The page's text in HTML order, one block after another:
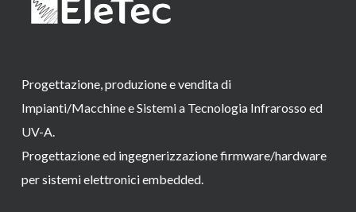
Progettazione, produzione e vendita di
Impianti/Macchine e Sistemi a Tecnologia Infrarosso ed
UV-A.
Progettazione ed ingegnerizzazione firmware/hardware
per sistemi elettronici embedded.